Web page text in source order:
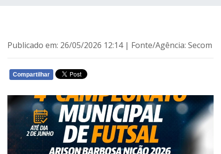
Publicado em: 26/05/2026 12:14 | Fonte/Agência: Secom
Compartilhar